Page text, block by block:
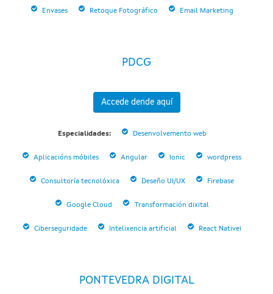
Envases Retoque Fotográfico Email Marketing
PDCG
Accede dende aquí
Especialidades: Desenvolvemento web
Aplicacións móbiles Angular Ionic wordpress
Consultoría tecnolóxica Deseño UI/UX Firebase
Google Cloud Transformación dixital
Ciberseguridade Intelixencia artificial React Nativei
PONTEVEDRA DIGITAL